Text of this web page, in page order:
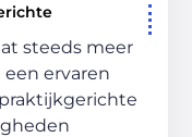
steeds meer
ervaren